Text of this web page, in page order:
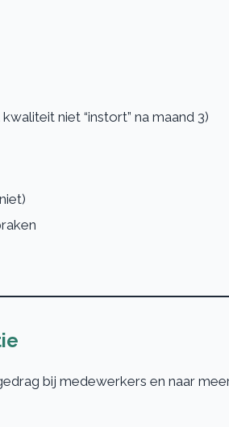
niet “instort” na maand 3)
bij medewerkers en naar